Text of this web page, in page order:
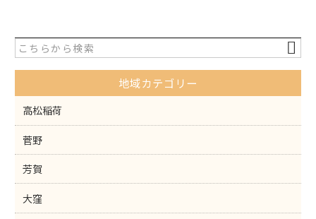
地域カテゴリー
高松稲荷
菅野
芳賀
大窪